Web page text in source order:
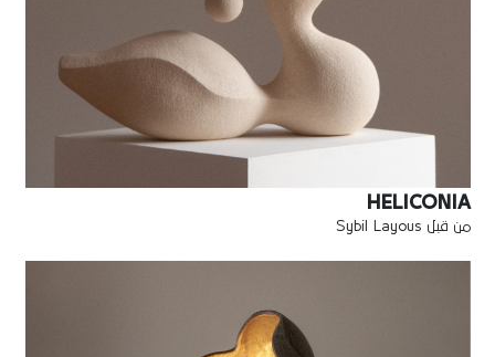
HELICONIA
من قبل Sybil Layous